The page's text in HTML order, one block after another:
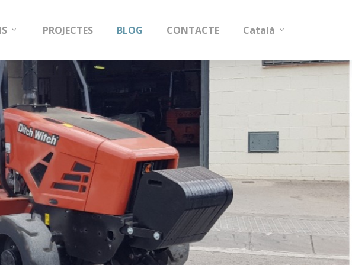
PROJECTES BLOG CONTACTE Català